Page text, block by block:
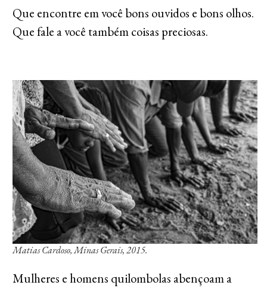
Que encontre em você bons ouvidos e bons olhos.
Que fale a você também coisas preciosas.
Matias Cardoso, Minas Gerais, 2015.
Mulheres e homens quilombolas abençoam a